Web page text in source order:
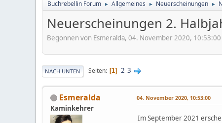
Buchrebellin Forum ► Allgemeines ► Neuerscheinungen ►
Neuerscheinungen 2.
Begonnen von Esmeralda, 04. November 2020, 10:53:00
NACH UNTEN Seiten 1 2 3
Esmeralda
Kaminkehrer
04. November 2020, 10:53:00
Im September 2021